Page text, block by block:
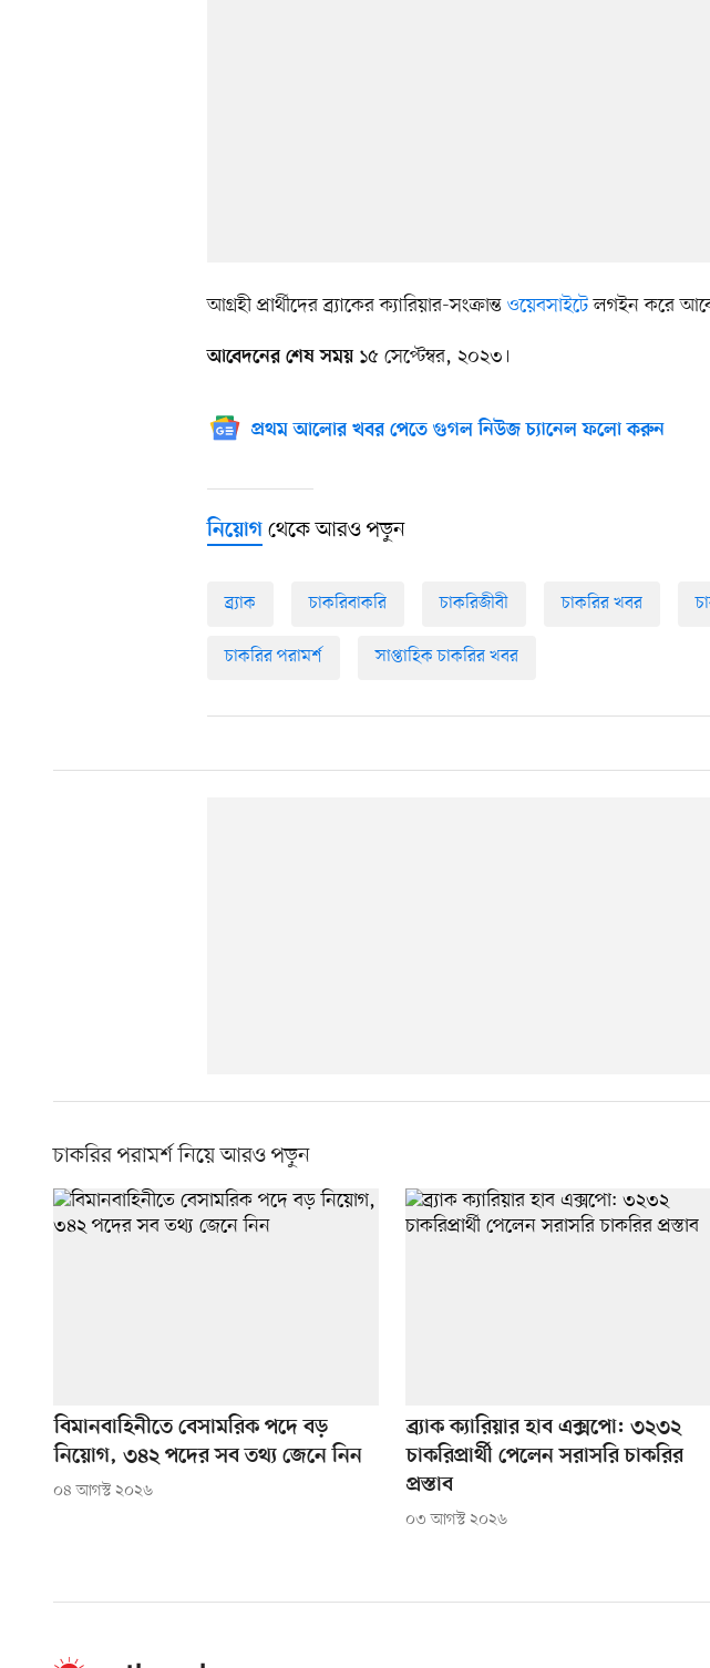
আগ্রহী প্রার্থীদের ব্র্যাকের ক্যারিয়ার-সংক্রান্ত ওয়েবসাইটেলগইন করে
আবেদনের শেষ সময়১৫ সেপ্টেম্বর, ২০২৩।
প্রথম আলোর খবর পেতে গুগল নিউজ চ্যানেল ফলো করুন
নিয়োগ থেকে আরও পড়ুন
ব্র্যাক চাকরিবাকরি চাকরিজীবী চাকরির খবর
চাকরির পরামর্শ সাপ্তাহিক চাকরির খবর
চাকরির পরামর্শ নিয়ে আরও পড়ুন
বিমানবাহিনীতে বেসামরিক পদে বড়
নিয়োগ, ৩৪২ পদের সব তথ্য জেনে নিন
০৪ আগস্ট ২০২৬
ব্র্যাক ক্যারিয়ার হাব এক্সপো: ৩২৩২
চাকরিপ্রার্থী পেলেন সরাসরি চাকরির
প্রস্তাব
০৩ আগস্ট ২০২৬